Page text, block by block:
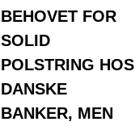
BEHOVET FOR
SOLID
POLSTRING HOS
DANSKE
BANKER, MEN